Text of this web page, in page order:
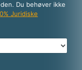
Du behøver ikke
Juridiske